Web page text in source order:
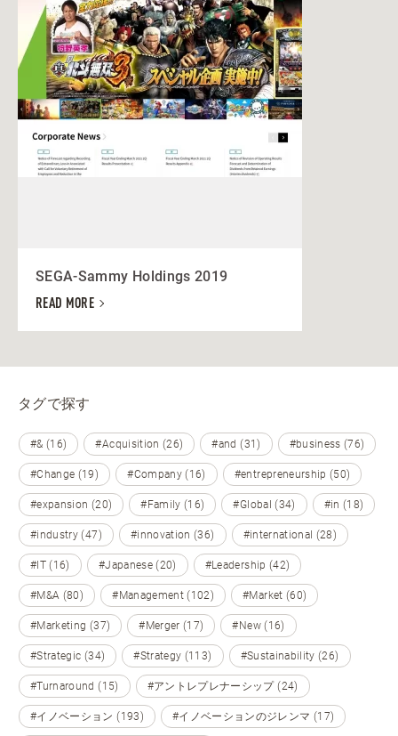
SEGA-Sammy Holdings 2019
READ MORE
タグで探す
#& (16) #Acquisition (26) #and (31) #business (76)
#Change (19) #Company (16) #entrepreneurship (50)
#expansion (20) #Family (16) #Global (34) #in (18)
#industry (47) #innovation (36) #international (28)
#IT (16) #Japanese (20) #Leadership (42)
#M&A (80) #Management (102) #Market (60)
#Marketing (37) #Merger (17) #New (16)
#Strategic (34) #Strategy (113) #Sustainability (26)
#Turnaround (15) #アントレプレナーシップ (24)
#イノベーション (193) #イノベーションのジレンマ (17)